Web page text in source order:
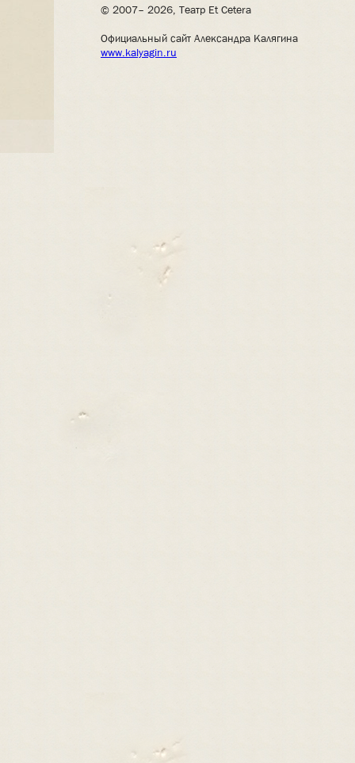
© 2007– 2026, Театр Et Cetera
Официальный сайт Александра Калягина
www.kalyagin.ru